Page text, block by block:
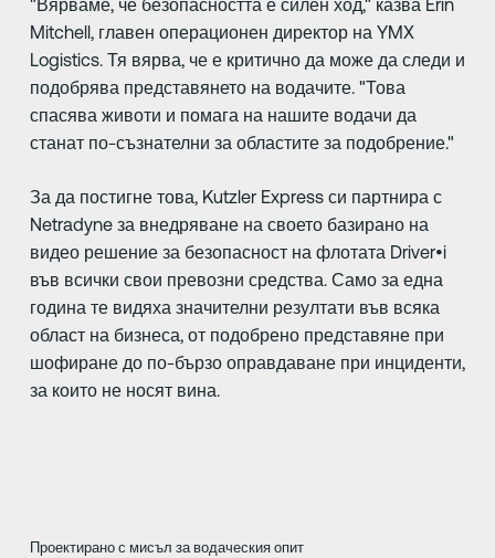
"Вярваме, че безопасността е силен ход," казва Erin
Mitchell, главен операционен директор на YMX
Logistics. Тя вярва, че е критично да може да следи и
подобрява представянето на водачите. "Това
спасява животи и помага на нашите водачи да
станат по-съзнателни за областите за подобрение."
За да постигне това, Kutzler Express си партнира с
Netradyne за внедряване на своето базирано на
видео решение за безопасност на флотата Driver•i
във всички свои превозни средства. Само за една
година те видяха значителни резултати във всяка
област на бизнеса, от подобрено представяне при
шофиране до по-бързо оправдаване при инциденти,
за които не носят вина.
Проектирано с мисъл за водаческия опит